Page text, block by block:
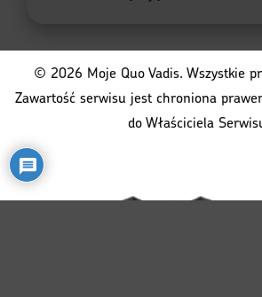
© 2026 Moje Quo Vadis. Wszystkie
Zawartość serwisu jest chroniona
do Właściciela